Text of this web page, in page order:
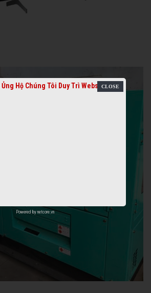
Hộ Chúng Tôi Duy Trì Website
Powered by netcore.vn